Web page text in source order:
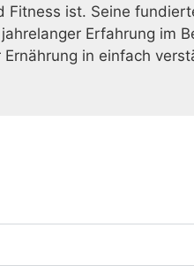
Fitness ist. Seine
Erfahrung im
in einfach